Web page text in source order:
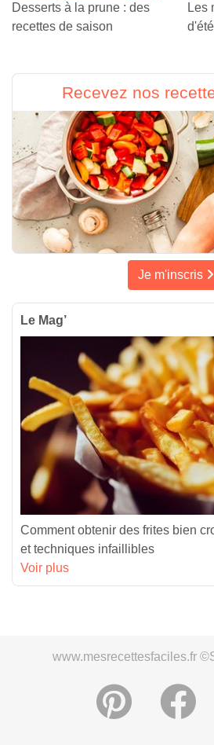
Desserts à la prune : des
recettes de saison
Les
Recevez nos
Je m'inscris
Le Mag’
Comment obtenir des frites bien
et techniques infaillibles
Voir plus
www.mesrecettesfaciles.fr